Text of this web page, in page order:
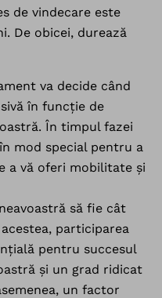
de vindecare este
De obicei, durează
va decide când
în funcție de
În timpul fazei
mod special pentru a
a vă oferi mobilitate și
să fie cât
participarea
pentru succesul
și un grad ridicat
un factor